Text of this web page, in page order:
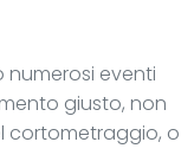
eventi
giusto, non
cortometraggio, o